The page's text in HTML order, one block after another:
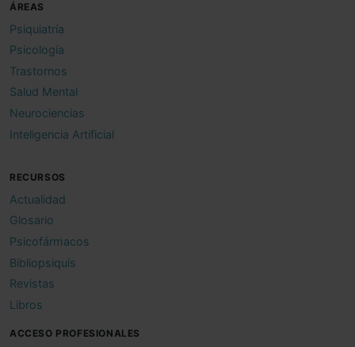
ÁREAS
Psiquiatría
Psicología
Trastornos
Salud Mental
Neurociencias
Inteligencia Artificial
RECURSOS
Actualidad
Glosario
Psicofármacos
Bibliopsiquis
Revistas
Libros
ACCESO PROFESIONALES